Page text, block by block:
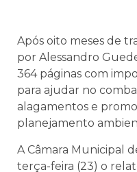
Após oito meses de
por Alessandro
364 páginas com
para ajudar no
alagamentos e
planejamento
A Câmara Municipal
terça-feira (23) o